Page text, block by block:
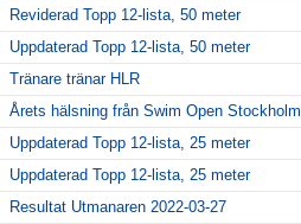
Reviderad Topp 12-lista, 50 meter
Uppdaterad Topp 12-lista, 50 meter
Tränare tränar HLR
Årets hälsning från Swim Open Stockholm
Uppdaterad Topp 12-lista, 25 meter
Uppdaterad Topp 12-lista, 25 meter
Resultat Utmanaren 2022-03-27